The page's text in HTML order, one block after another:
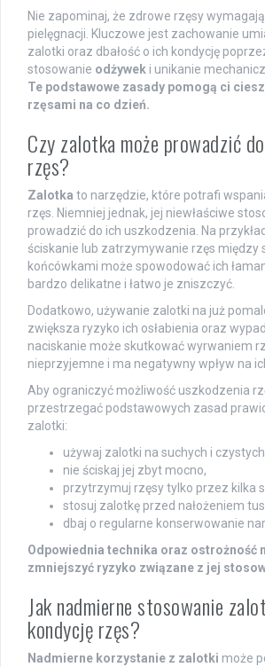
Nie zapominaj, że zdrowe rzęsy
pielęgnacji. Kluczowe jest zachowanie
zalotki oraz dbałość o ich kondycję
stosowanie odżywek i unikanie
Te podstawowe zasady pomogą ci
rzęsami na co dzień.
Czy zalotka może prowadzić
rzęs?
Zalotka to narzędzie, które potrafi
rzęs. Niemniej jednak, jej niewłaściwe
prowadzić do ich uszkodzenia. Na
ściskanie lub zatrzymywanie rzęs między
końcówkami może spowodować ich
bardzo delikatne i łatwo je zniszczyć.
Dodatkowo, używanie zalotki na już
zwiększa ryzyko ich osłabienia oraz
naciskanie może skutkować wyrwaniem
nieprzyjemne i ma negatywny wpływ na
Aby ograniczyć możliwość uszkodzenia
przestrzegać podstawowych zasad
zalotki:
używaj zalotki na suchych i
nie ściskaj jej zbyt mocno,
przytrzymuj rzęsy tylko przez kilka
stosuj zalotkę przed nałożeniem
dbaj o regularne konserwowanie
Odpowiednia technika oraz ostrożność
zmniejszyć ryzyko związane z jej
Jak nadmierne stosowanie
kondycję rzęs?
Nadmierne korzystanie z zalotki może